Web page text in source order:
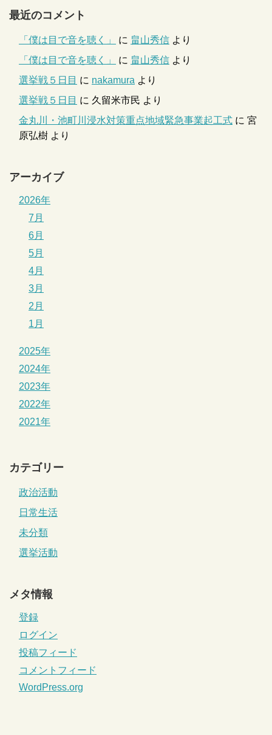
最近のコメント
「僕は目で音を聴く」 に 畠山秀信 より
「僕は目で音を聴く」
に 畠山秀信 より
選挙戦５日目 に nakamura より
選挙戦５日目 に 久留米市民 より
金丸川・池町川浸水対策重点地域緊急事業起工式 に 宮
原弘樹 より
アーカイブ
2026年
7月
6月
5月
4月
3月
2月
1月
2025年
2024年
2023年
2022年
2021年
カテゴリー
政治活動
日常生活
未分類
選挙活動
メタ情報
登録
ログイン
投稿フィード
コメントフィード
WordPress.org